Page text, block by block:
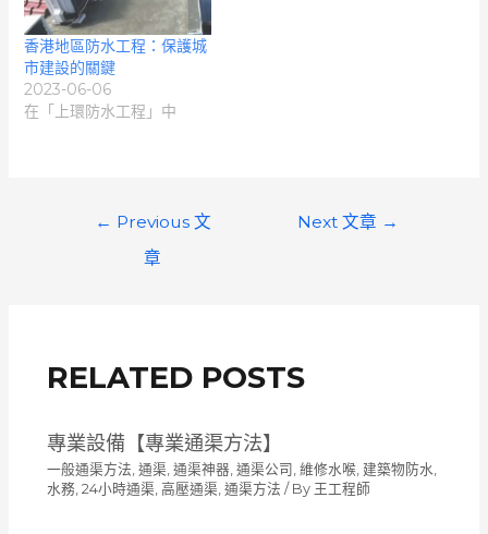
香港地區防水工程：保護城
市建設的關鍵
2023-06-06
在「上環防水工程」中
← Previous 文
章
Next 文章 →
RELATED POSTS
專業設備【專業通渠方法】
一般通渠方法, 通渠, 通渠神器, 通渠公司, 維修水喉, 建築物防水,
水務, 24小時通渠, 高壓通渠, 通渠方法 / By 王工程師